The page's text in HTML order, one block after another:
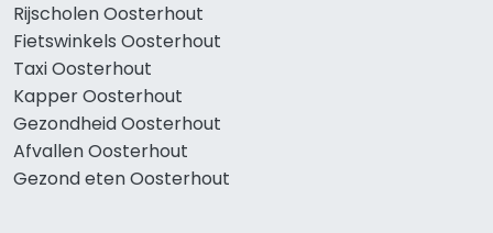
Rijscholen Oosterhout
Fietswinkels Oosterhout
Taxi Oosterhout
Kapper Oosterhout
Gezondheid Oosterhout
Afvallen Oosterhout
Gezond eten Oosterhout